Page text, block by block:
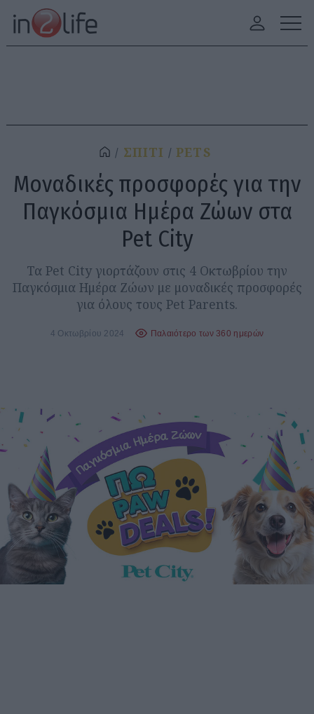
ΣΠΙΤΙ PETS
Μοναδικές προσφορές για την
Παγκόσμια Ημέρα Ζώων στα
Pet City
Τα Pet City γιορτάζουν στις 4 Οκτωβρίου την
Παγκόσμια Ημέρα Ζώων με μοναδικές προσφορές
για όλους τους Pet Parents.
4 Οκτωβρίου 2024 Παλαιότερο των 360 ημερών